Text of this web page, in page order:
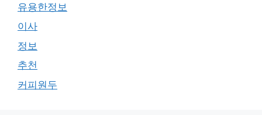
유용한정보
이사
정보
추천
커피원두